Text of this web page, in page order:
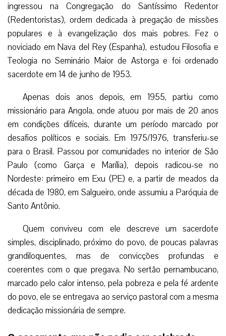
ingressou na Congregação do Santíssimo Redentor
(Redentoristas), ordem dedicada à pregação de missões
populares e à evangelização dos mais pobres. Fez o
noviciado em Nava del Rey (Espanha), estudou Filosofia e
Teologia no Seminário Maior de Astorga e foi ordenado
sacerdote em 14 de junho de 1953.
Apenas dois anos depois, em 1955, partiu como
missionário para Angola, onde atuou por mais de 20 anos
em condições difíceis, durante um período marcado por
desafios políticos e sociais. Em 1975/1976, transferiu-se
para o Brasil. Passou por comunidades no interior de São
Paulo (como Garça e Marília), depois radicou-se no
Nordeste: primeiro em Exu (PE) e, a partir de meados da
década de 1980, em Salgueiro, onde assumiu a Paróquia de
Santo Antônio.
Quem conviveu com ele descreve um sacerdote
simples, disciplinado, próximo do povo, de poucas palavras
grandiloquentes, mas de convicções profundas e
coerentes com o que pregava. No sertão pernambucano,
marcado pelo calor intenso, pela pobreza e pela fé ardente
do povo, ele se entregava ao serviço pastoral com a mesma
dedicação missionária de sempre.